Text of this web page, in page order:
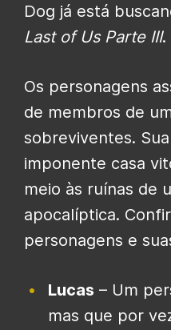
Dog já está
Last of Us Parte III.
Os personagens
de membros de
sobreviventes.
imponente casa
meio às ruínas de
apocalíptica.
personagens e
Lucas – Um
mas que por